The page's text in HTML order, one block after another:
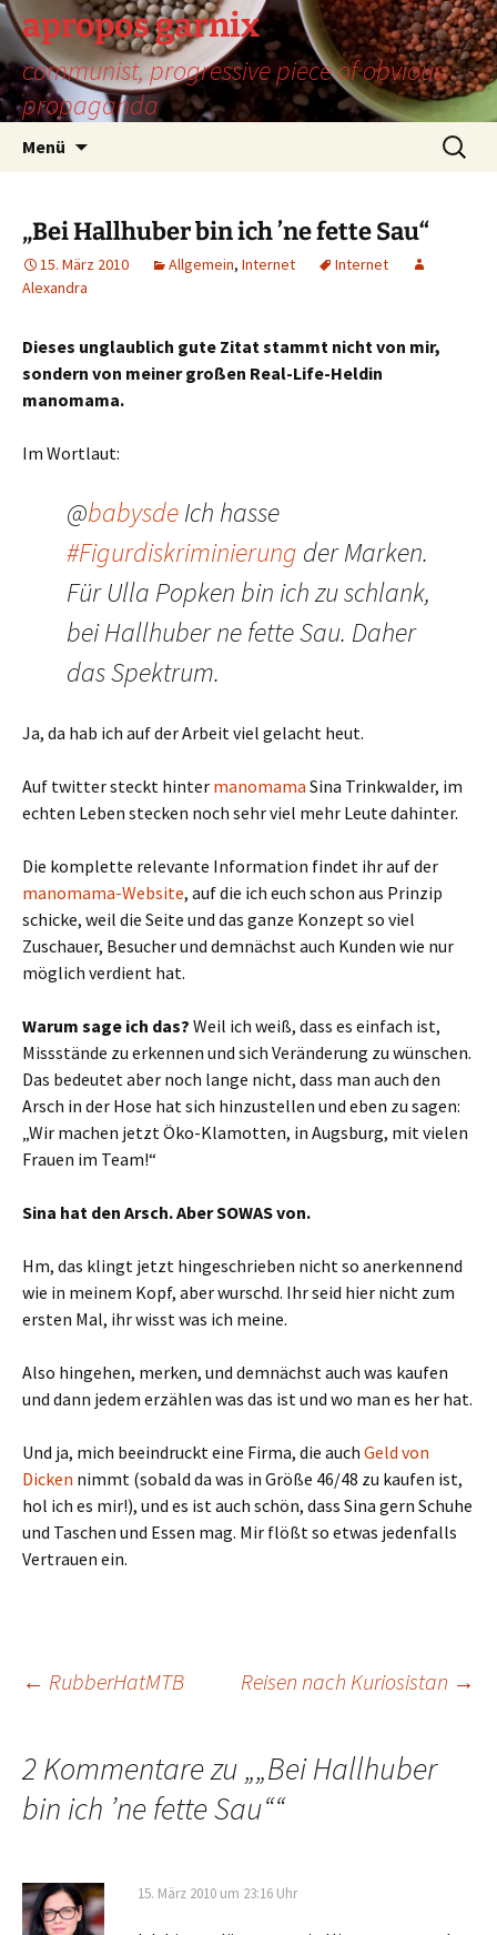
Zum
Inhalt
springen
apropos garnix
communist, progressive piece of obvious
propaganda
Menü
Suchen
nach:
„Bei Hallhuber bin ich ’ne fette Sau“
15. März 2010 Allgemein, Internet
Internet
Alexandra
Dieses unglaublich gute Zitat stammt nicht von mir,
sondern von meiner großen Real-Life-Heldin
manomama.
Im Wortlaut:
@babysdeIch hasse
#Figurdiskriminierung der Marken.
Für Ulla Popken bin ich zu schlank,
bei Hallhuber ne fette Sau. Daher
das Spektrum.
Ja, da hab ich auf der Arbeit viel gelacht heut.
Auf twitter steckt hinter manomama Sina Trinkwalder, im
echten Leben stecken noch sehr viel mehr Leute dahinter.
Die komplette relevante Information findet ihr auf der
manomama-Website, auf die ich euch schon aus Prinzip
schicke, weil die Seite und das ganze Konzept so viel
Zuschauer, Besucher und demnächst auch Kunden wie nur
möglich verdient hat.
Warum sage ich das? Weil ich weiß, dass es einfach ist,
Missstände zu erkennen und sich Veränderung zu wünschen.
Das bedeutet aber noch lange nicht, dass man auch den
Arsch in der Hose hat sich hinzustellen und eben zu sagen:
„Wir machen jetzt Öko-Klamotten, in Augsburg, mit vielen
Frauen im Team!“
Sina hat den Arsch. Aber SOWAS von.
Hm, das klingt jetzt hingeschrieben nicht so anerkennend
wie in meinem Kopf, aber wurschd. Ihr seid hier nicht zum
ersten Mal, ihr wisst was ich meine.
Also hingehen, merken, und demnächst auch was kaufen
und dann jedem erzählen was das ist und wo man es her hat.
Und ja, mich beeindruckt eine Firma, die auch Geld von
Dicken nimmt (sobald da was in Größe 46/48 zu kaufen ist,
hol ich es mir!), und es ist auch schön, dass Sina gern Schuhe
und Taschen und Essen mag. Mir flößt so etwas jedenfalls
Vertrauen ein.
Beitragsnavigation
← RubberHatMTB Reisen nach Kuriosistan →
2 Kommentare zu „„Bei Hallhuber
bin ich ’ne fette Sau““
15. März 2010 um 23:16 Uhr